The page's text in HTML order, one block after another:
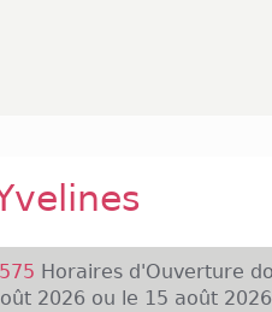
Horaires d'Ouverture
2026 ou le 15 août